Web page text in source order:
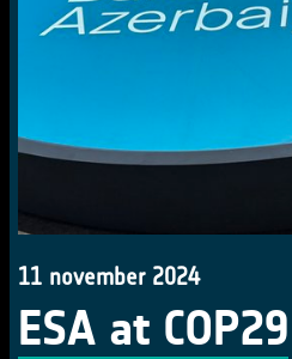
11 november 2024
ESA at COP29